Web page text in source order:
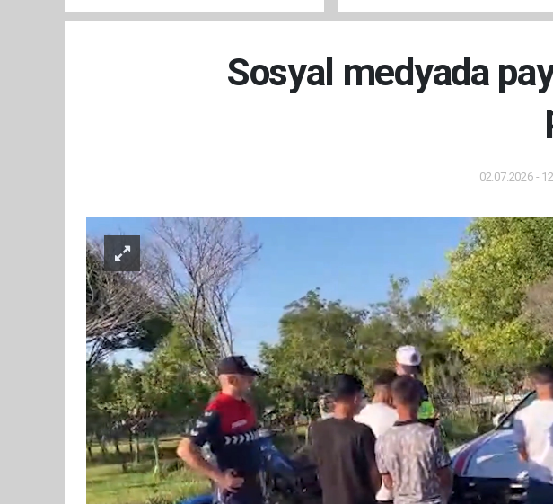
üretimi 83 bin 200 varile ulaştı
Sosyal medyada
02.07.2026 -